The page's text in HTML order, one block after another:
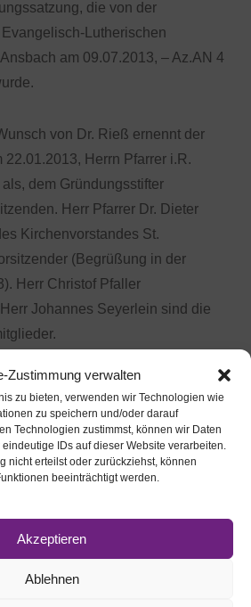
Zustimmung verwalten
zu bieten, verwenden wir Technologien wie
zu speichern und/oder darauf
Technologien zustimmst, können wir Daten
IDs auf dieser Website verarbeiten.
nicht erteilst oder zurückziehst, können
beeinträchtigt werden.
Akzeptieren
Ablehnen
die von der
Lutherischen
am 09.07.2013, – Az.AN 4
von Dr. Rieß ernennt der
22.01.2013, Herrn Pfarrer i.R.
dem Gründungsstifter
Herr Pfarrer Dr. Dieter
Kirchenvorstandes St.
(Begrüßung in der
Herr Christof Pfaller
Johannes Seyerlein sind die
definiert in seiner Sitzung vom
mittel- und langfristigen
Dazu legt der Stiftungsgründer
2013 „Überlegungen zur
St. Gumbertus-Stiftung“ vor.
Entwicklungsziele sind auf
mit anderen regionalen
und Ausbildungsstätten